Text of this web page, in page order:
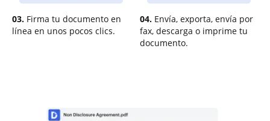
03. Firma tu documento en
línea en unos pocos clics.
04. Envía, exporta, envía por
fax, descarga o imprime tu
documento.